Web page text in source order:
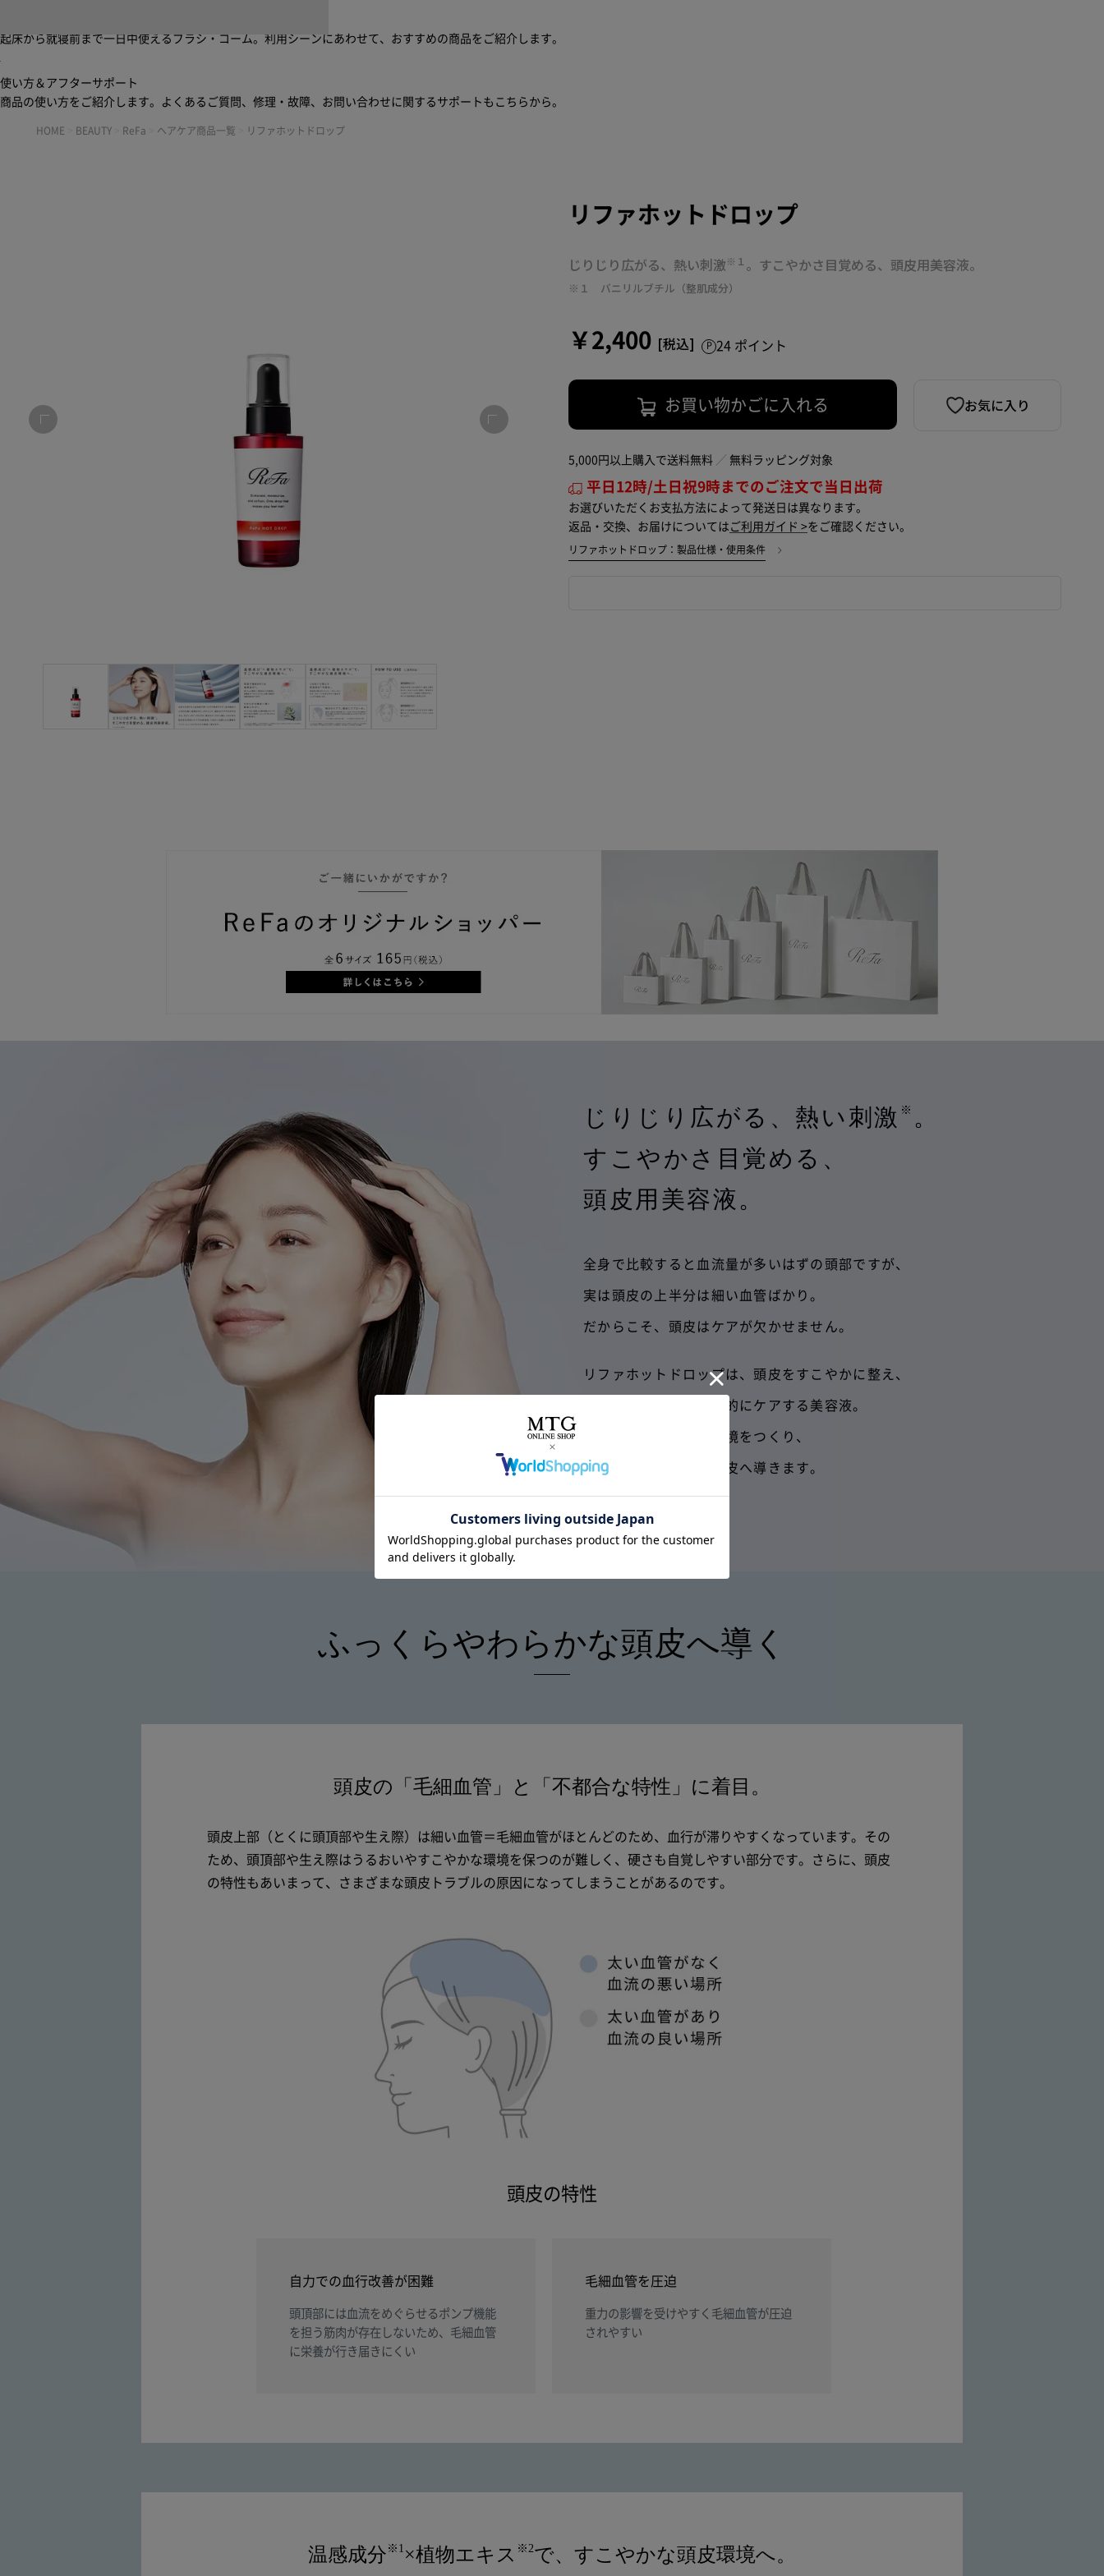
起床から就寝前まで一日中使えるブラシ・コーム。利用シーンにあわせて、おすすめの商品をご紹介します。
使い方＆アフターサポート
商品の使い方をご紹介します。よくあるご質問、修理・故障、お問い合わせに関するサポートもこちらから。
HOME BEAUTY ReFa ヘアケア商品一覧 リファホットドロップ
リファホットドロップ
じりじり広がる、熱い刺激※１ 。すこやかさ目覚める、頭皮用美容液。
※１ バニリルブチル（整肌成分）
￥2,400 24 ポイント
お買い物かごに入れる お気に入り
5,000円以上購入で送料無料 無料ラッピング対象
平日12時/土日祝9時までのご注文で当日出荷
お選びいただくお支払方法によって発送日は異なります。
返品・交換、お届けについては ご利用ガイド >をご確認ください。
リファホットドロップ：製品仕様・使用条件
じりじり広がる、 熱い刺激 ※ 。
すこやかさ目覚める、
頭皮用美容液。
全身で比較すると血流量が多いはずの頭部ですが、
実は頭皮の上半分は細い血管ばかり。
だからこそ、頭皮はケアが欠かせません。
リファホットドロップは、頭皮をすこやかに整え、
さまざまな悩みを化学的にケアする美容液。
うるおいの保たれた環境をつくり、
ふっくらやわらかな頭皮へ導きます。
ふっくらやわらかな頭皮へ導く
頭皮の「毛細血管」と 「不都合な特性」に着目。
頭皮上部（とくに頭頂部や生え際）は細い血管＝毛細血管がほとんどのため、血行が滞りやすくなっています。その
ため、頭頂部や生え際はうるおいやすこやかな環境を保つのが難しく、硬さも自覚しやすい部分です。さらに、頭皮
の特性もあいまって、さまざまな頭皮トラブルの原因になってしまうことがあるのです。
頭皮の特性
自力での血行改善が困難
頭頂部には血流をめぐらせるポンプ機能
を担う筋肉が存在しないため、毛細血管
に栄養が行き届きにくい
毛細血管を圧迫
重力の影響を受けやすく毛細血管が圧迫
されやすい
温感成分※1 ×植物エキス ※2で、すこやかな頭皮環境へ。